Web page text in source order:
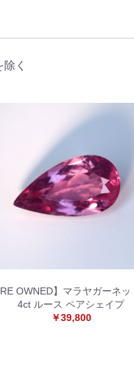
く
OWNED】マラヤガーネッ
4ct ルース ペアシェイプ
￥39,800